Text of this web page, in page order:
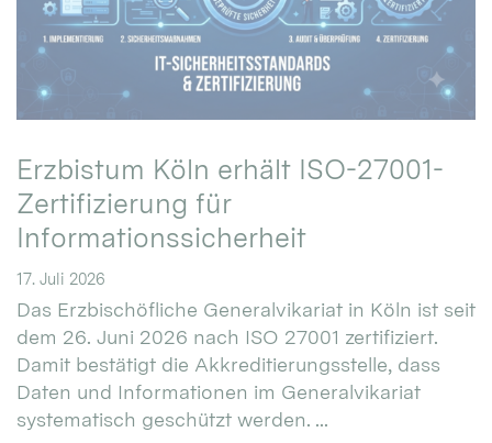
Erzbistum Köln erhält ISO-27001-
Zertifizierung für
Informationssicherheit
17. Juli 2026
Das Erzbischöfliche Generalvikariat in Köln ist seit
dem 26. Juni 2026 nach ISO 27001 zertifiziert.
Damit bestätigt die Akkreditierungsstelle, dass
Daten und Informationen im Generalvikariat
systematisch geschützt werden. ...